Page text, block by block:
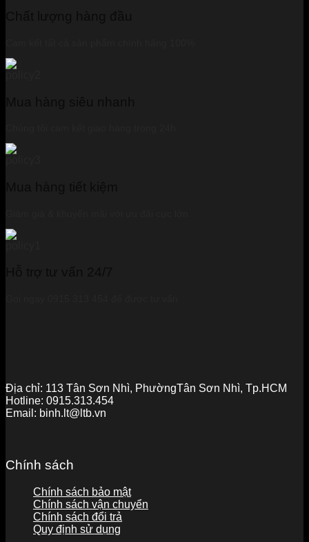
Địa chỉ: 113 Tân Sơn Nhì, PhườngTân Sơn Nhì, Tp.HCM
Hotline: 0915.313.454
Email: binh.lt@ltb.vn
Chính sách
Chính sách bảo mật
Chính sách vận chuyển
Chính sách đổi trả
Quy định sử dụng